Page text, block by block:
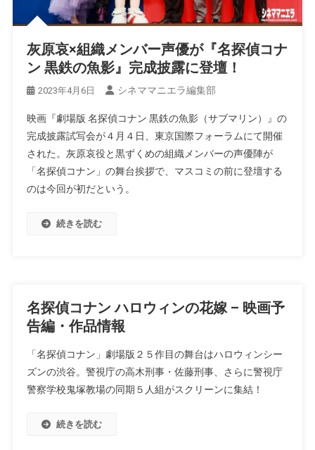
灰原哀×組織メンバー声優が『名探偵コナ
ン 黒鉄の魚影』完成披露に登壇！
2023年4月6日 シネママニエラ編集部
映画『劇場版 名探偵コナン 黒鉄の魚影（サブマリン）』の
完成披露試写会が４月４日、東京国際フォーラムにて開催
された。灰原哀役と黒ずくめの組織メンバーの声優陣が
「名探偵コナン」の舞台挨拶で、マスコミの前に登壇する
のは今回が初だという。
続きを読む
名探偵コナン ハロウィンの花嫁 – 映画予
告編・作品情報
「名探偵コナン」劇場版２５作目の舞台はハロウィンシー
ズンの渋谷。警視庁の高木刑事・佐藤刑事、さらに警視庁
警察学校鬼塚教場の同期５人組がスクリーンに集結！
続きを読む